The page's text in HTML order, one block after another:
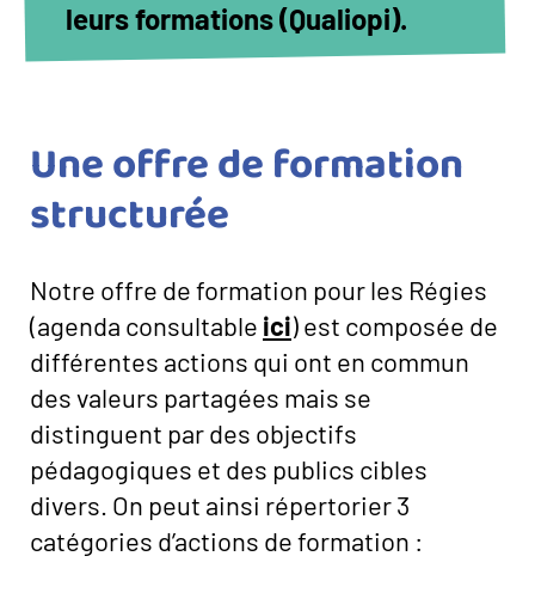
leurs formations (Qualiopi).
Une offre de formation
structurée
Notre offre de formation pour les Régies
(agenda consultable ici) est composée de
différentes actions qui ont en commun
des valeurs partagées mais se
distinguent par des objectifs
pédagogiques et des publics cibles
divers. On peut ainsi répertorier 3
catégories d’actions de formation :